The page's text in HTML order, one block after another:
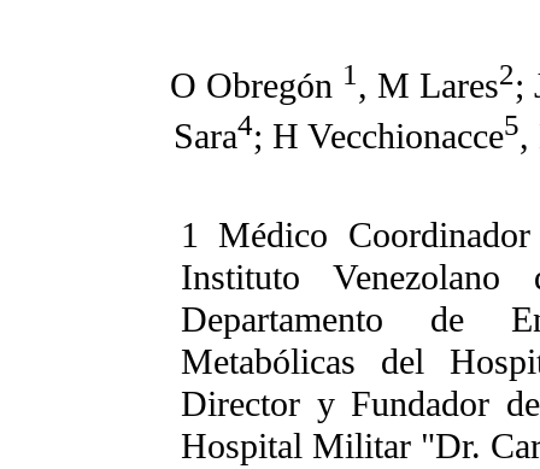
O Obregón 1 , M Lares2;
Sara4; H Vecchionacce5,
1 Médico
Instituto
Departamento de
Metabólicas del
Director y Fundador
Hospital Militar "Dr.